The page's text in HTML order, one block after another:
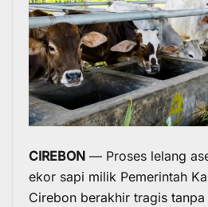
CIREBON — Proses lelang
ekor sapi milik Pemerintah
Cirebon berakhir tragis